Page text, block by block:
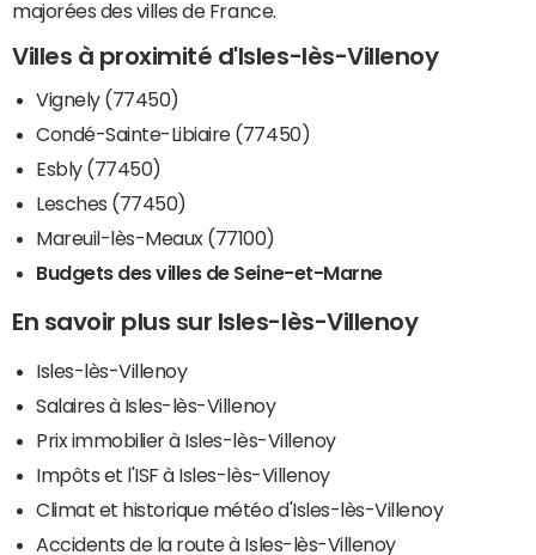
majorées des villes de France.
Villes à proximité d'Isles-lès-Villenoy
Vignely (77450)
Condé-Sainte-Libiaire (77450)
Esbly (77450)
Lesches (77450)
Mareuil-lès-Meaux (77100)
Budgets des villes de Seine-et-Marne
En savoir plus sur Isles-lès-Villenoy
Isles-lès-Villenoy
Salaires à Isles-lès-Villenoy
Prix immobilier à Isles-lès-Villenoy
Impôts et l'ISF à Isles-lès-Villenoy
Climat et historique météo d'Isles-lès-Villenoy
Accidents de la route à Isles-lès-Villenoy